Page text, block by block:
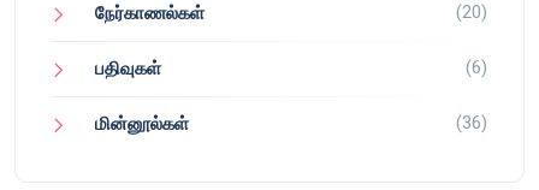
நேர்காணல்கள் (20)
பதிவுகள் (6)
மின்னூல்கள் (36)